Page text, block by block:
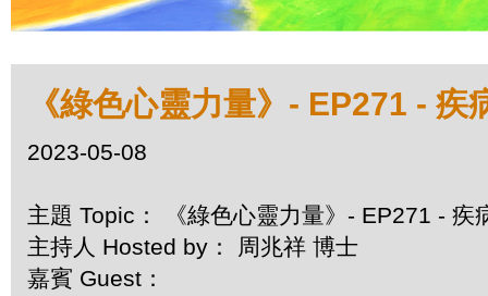
《綠色心靈力量》- EP271 - 疾
2023-05-08
主題 Topic： 《綠色心靈力量》- EP271 - 疾
主持人 Hosted by： 周兆祥 博士
嘉賓 Guest：